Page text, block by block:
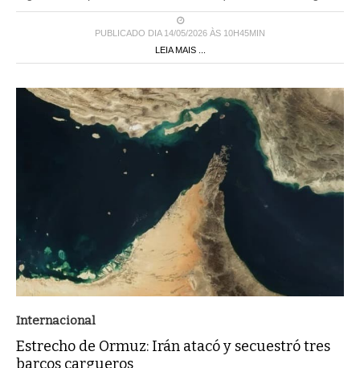
PUBLICADO DIA 14/05/2026 ÀS 10H45MIN
LEIA MAIS ...
Internacional
Estrecho de Ormuz: Irán atacó y secuestró tres
barcos cargueros